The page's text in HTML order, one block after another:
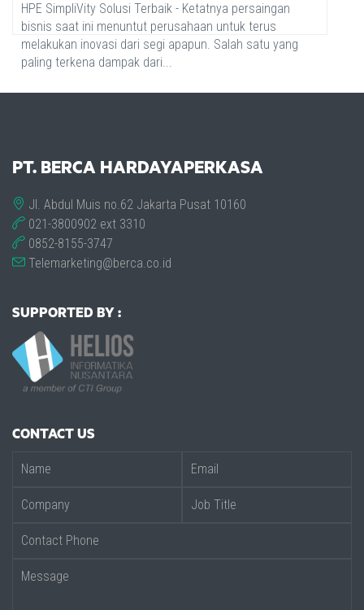
HPE SimpliVity Solusi Terbaik - Ketatnya persaingan
bisnis saat ini menuntut perusahaan untuk terus
melakukan inovasi dari segi apapun. Salah satu yang
paling terkena dampak dari...
PT. BERCA HARDAYAPERKASA
Jl. Abdul Muis no.62 Jakarta Pusat 10160
021-3800902 ext 3310
0852-8155-3747
Telemarketing@berca.co.id
SUPPORTED BY :
CONTACT US